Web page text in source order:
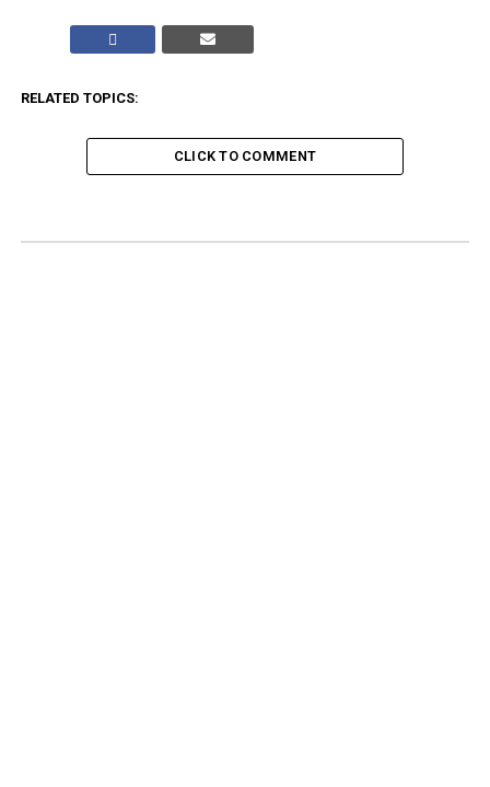
RELATED TOPICS:
CLICK TO COMMENT